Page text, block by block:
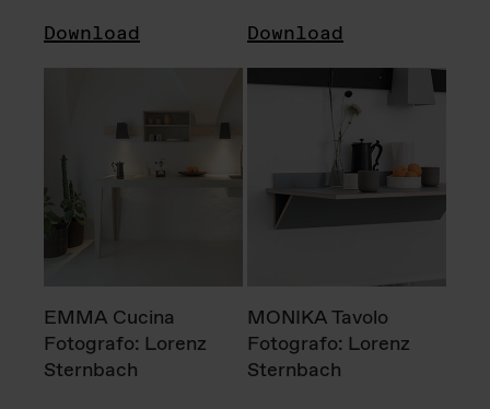
Download Download
EMMA Cucina
Fotografo: Lorenz
Sternbach
MONIKA Tavolo
Fotografo: Lorenz
Sternbach